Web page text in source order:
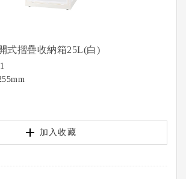
式摺疊收納箱25L(白)
加入收藏